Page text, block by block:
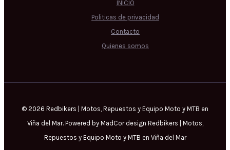
INICIO
Politicas de privacidad
Contacto
Quienes somos
© 2026 Redbikers | Motos, Repuestos y Equipo Moto y MTB en
Viña del Mar. Powered by MadCor design Redbikers | Motos,
Repuestos y Equipo Moto y MTB en Viña del Mar